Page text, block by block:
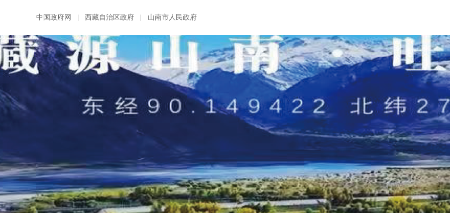
中国政府网 西藏自治区政府 山南市人民政府